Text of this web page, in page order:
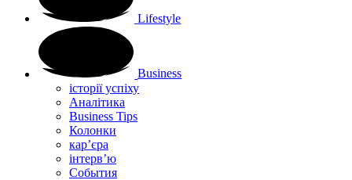
Lifestyle
Business
історії успіху
Аналітика
Business Tips
Колонки
кар’єра
інтерв’ю
Cобытия